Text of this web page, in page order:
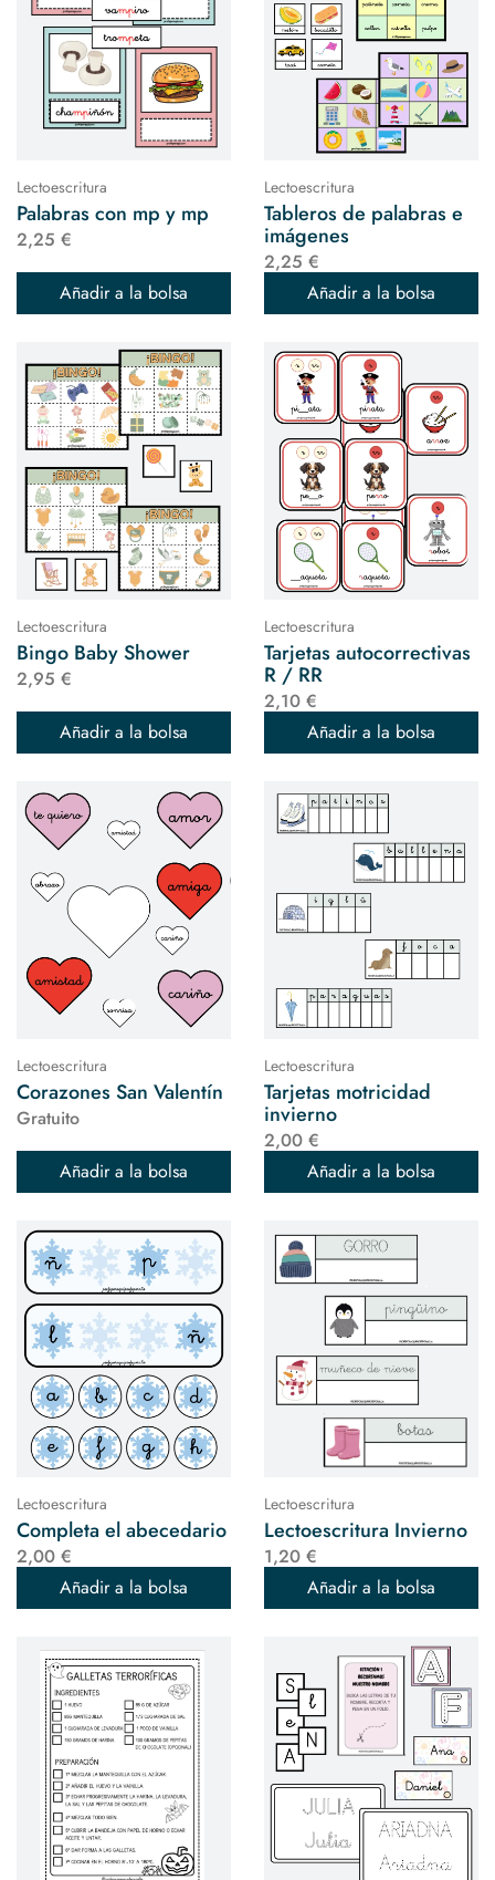
Lectoescritura
Palabras con mp y mp
2,25 €
Añadir a la bolsa
Lectoescritura
Tableros de palabras e
imágenes
2,25 €
Añadir a la bolsa
Lectoescritura
Bingo Baby Shower
2,95 €
Añadir a la bolsa
Lectoescritura
Tarjetas autocorrectivas
R / RR
2,10 €
Añadir a la bolsa
Lectoescritura
Corazones San Valentín
Gratuito
Añadir a la bolsa
Lectoescritura
Tarjetas motricidad
invierno
2,00 €
Añadir a la bolsa
Lectoescritura
Completa el abecedario
2,00 €
Añadir a la bolsa
Lectoescritura
Lectoescritura Invierno
1,20 €
Añadir a la bolsa